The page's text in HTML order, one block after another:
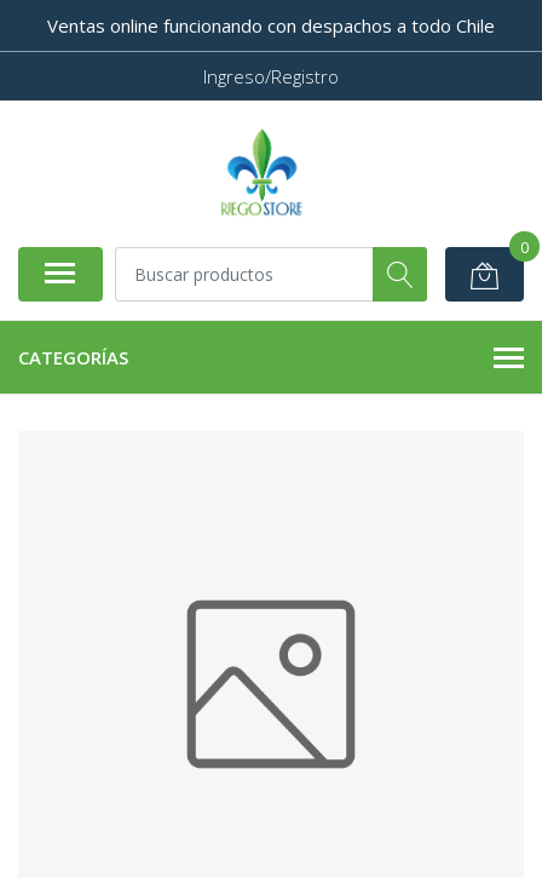
Ventas online funcionando con despachos a todo Chile
Ingreso/Registro
0
CATEGORÍAS